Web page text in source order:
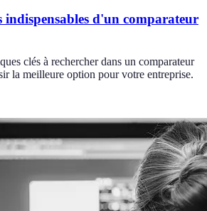
indispensables d'un comparateur
clés à rechercher dans un comparateur
la meilleure option pour votre entreprise.